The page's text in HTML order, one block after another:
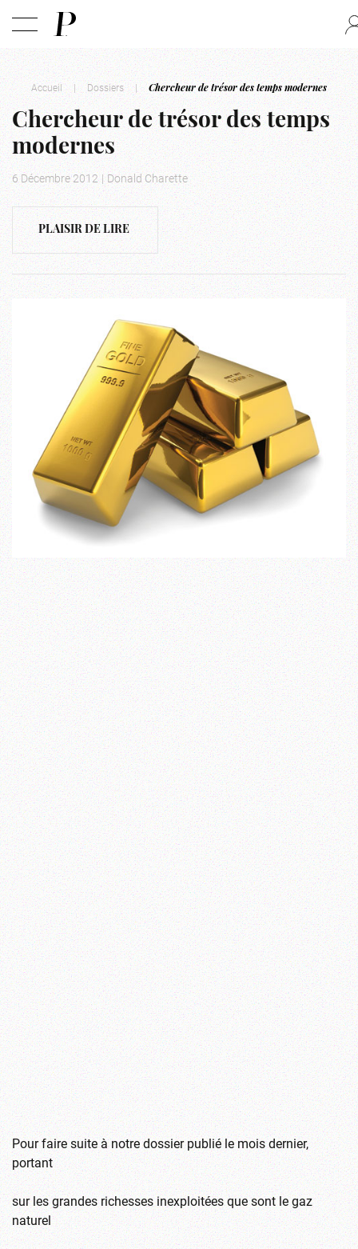
Accueil | Dossiers | Chercheur de trésor des temps modernes
Chercheur de trésor des temps
modernes
6 Décembre 2012 | Donald Charette
PLAISIR DE LIRE
Pour faire suite à notre dossier publié le mois dernier,
portant
sur les grandes richesses inexploitées que sont le gaz
naturel